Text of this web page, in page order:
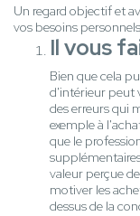
Un regard objectif et
vos besoins
Il vous
Bien que cela
d'intérieur peut
des erreurs qui
exemple à
que le
valeur perçue
motiver les
dessus de la